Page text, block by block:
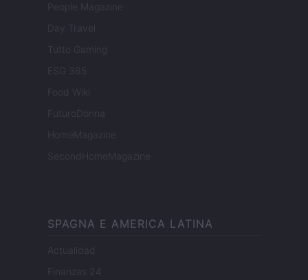
People Magazine
Day Travel
Tutto Gaming
ESG 365
Food Wiki
FuturoDonna
HomeMagazine
SecondHomeMagazine
SPAGNA E AMERICA LATINA
Actualidad
Finanzas 24